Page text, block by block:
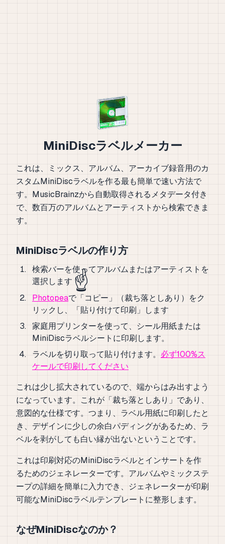
MiniDiscラベルメーカー
これは、ミックス、アルバム、アーカイブ録音用のカ
スタムMiniDiscラベルを作る最も簡単で速い方法で
す。MusicBrainzから自動取得されるメタデータ付き
で、数百万のアルバムとアーティストから検索できま
す。
MiniDiscラベルの作り方
検索バーを使ってアルバムまたはアーティストを
選択します☝️
Photopeaで「コピー」（裁ち落としあり）をク
リックし、「貼り付けて印刷」します
家庭用プリンターを使って、シール用紙または
MiniDiscラベルシートに印刷します。
ラベルを切り取って貼り付けます。 必ず100%ス
ケールで印刷してください
これは少し拡大されているので、端からはみ出すよう
になっています。これが「裁ち落としあり」であり、
意図的な仕様です。つまり、ラベル用紙に印刷したと
き、デザインに少しの余白パディングがあるため、ラ
ベルを剥がしても白い縁が出ないということです。
これは印刷対応のMiniDiscラベルとインサートを作
るためのジェネレーターです。アルバムやミックステ
ープの詳細を簡単に入力でき、ジェネレーターが印刷
可能なMiniDiscラベルテンプレートに整形します。
なぜMiniDiscなのか？